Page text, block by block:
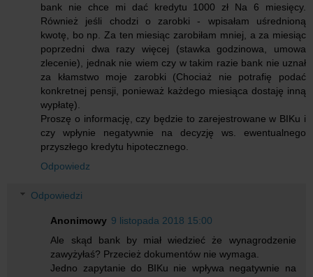
bank nie chce mi dać kredytu 1000 zł Na 6 miesięcy.
Również jeśli chodzi o zarobki - wpisałam uśrednioną
kwotę, bo np. Za ten miesiąc zarobiłam mniej, a za miesiąc
poprzedni dwa razy więcej (stawka godzinowa, umowa
zlecenie), jednak nie wiem czy w takim razie bank nie uznał
za kłamstwo moje zarobki (Chociaż nie potrafię podać
konkretnej pensji, ponieważ każdego miesiąca dostaję inną
wypłatę).
Proszę o informację, czy będzie to zarejestrowane w BIKu i
czy wpłynie negatywnie na decyzję ws. ewentualnego
przyszłego kredytu hipotecznego.
Odpowiedz
Odpowiedzi
Anonimowy 9 listopada 2018 15:00
Ale skąd bank by miał wiedzieć że wynagrodzenie
zawyżyłaś? Przecież dokumentów nie wymaga.
Jedno zapytanie do BIKu nie wpływa negatywnie na